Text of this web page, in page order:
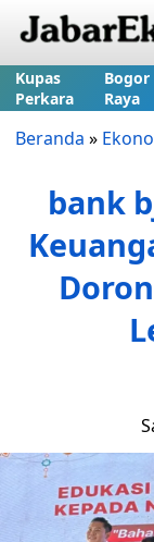
Kupas
Perkara
Bogor
Raya
Beranda »
bank